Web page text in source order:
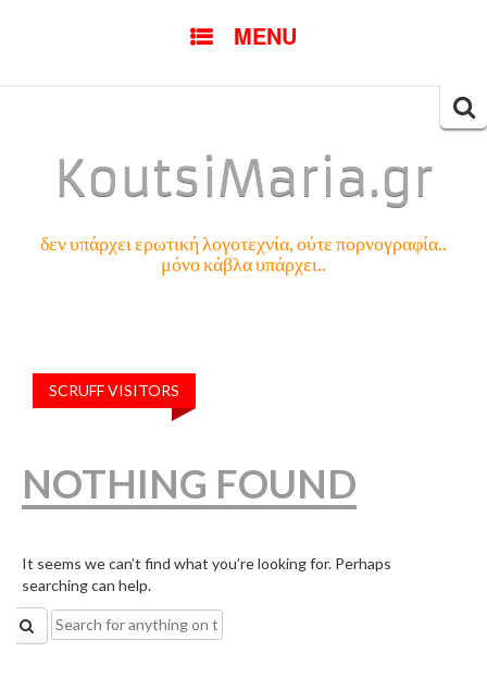
MENU
KoutsiMaria.gr
δεν υπάρχει ερωτική λογοτεχνία, ούτε πορνογραφία..
μόνο κάβλα υπάρχει..
SCRUFF VISITORS
NOTHING FOUND
It seems we can’t find what you’re looking for. Perhaps
searching can help.
Search
for: